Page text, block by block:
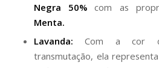
Negra 50% com as
Menta.
Lavanda: Com a cor
transmutação, ela